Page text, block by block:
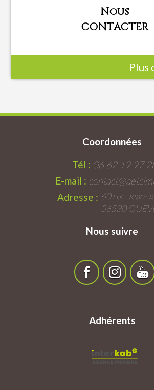
Nous
CONTACTER
Plus
Coordonnées
Tél : 06 62 19 97
E-mail :
Adresse : 60 rue Jean-
56530
Nous suivre
Adhérents